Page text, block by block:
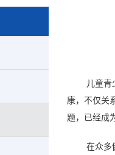
儿童
康，不仅关
题，已经成
在众多